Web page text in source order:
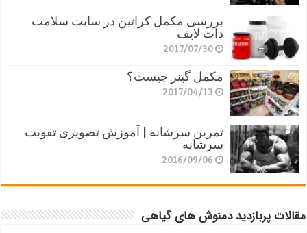
بررسی مکمل کراتین در سایت سلامت
دات لایف
2017/07/30
مکمل گینر چیست؟
2017/04/13
تمرین سرشانه | آموزش تصویری تقویت
سرشانه
2016/09/06
مقالات پربازدید دمنوش های گیاهی